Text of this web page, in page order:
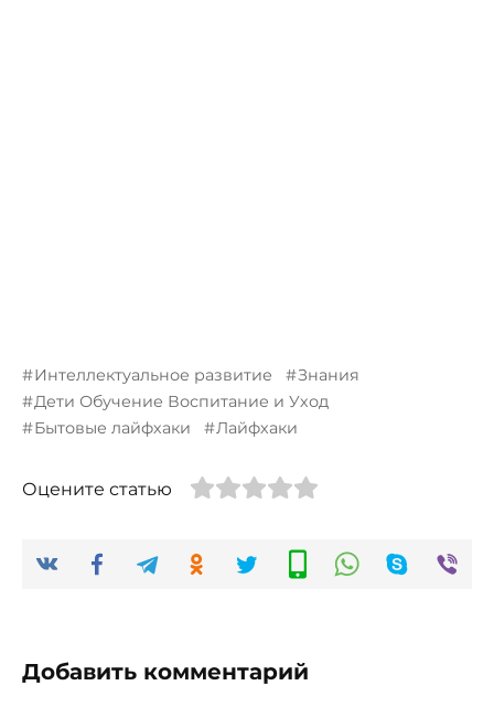
Интеллектуальное развитие
Знания
Дети Обучение Воспитание и Уход
Бытовые лайфхаки
Лайфхаки
Оцените статью
Добавить комментарий